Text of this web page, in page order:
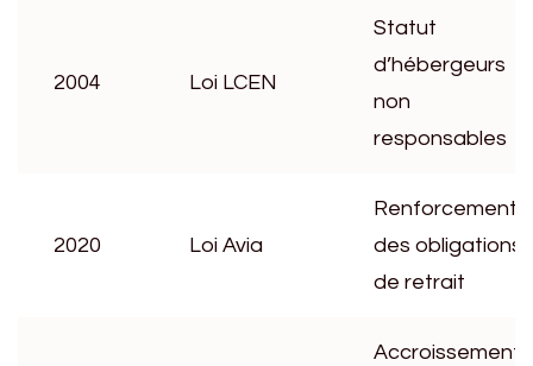
2004 Loi LCEN
Statut
d’hébergeurs
non
responsables
2020 Loi Avia
Renforcement
des obligations
de retrait
Accroissement